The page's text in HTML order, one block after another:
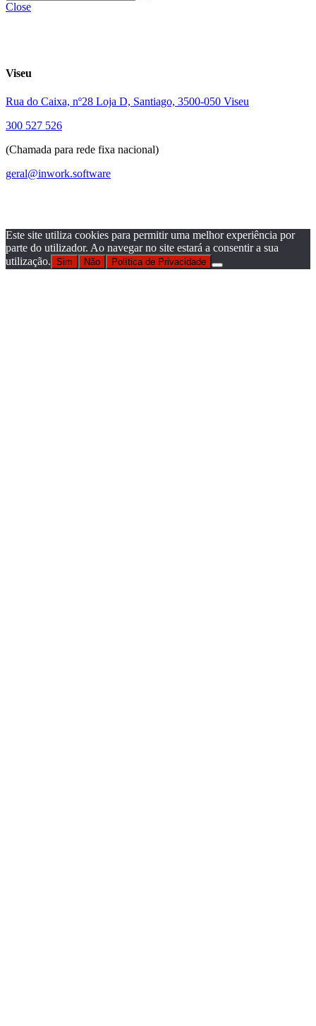
Close
Viseu
Rua do Caixa, nº28 Loja D, Santiago, 3500-050 Viseu
300 527 526
(Chamada para rede fixa nacional)
geral@inwork.software
Este site utiliza cookies para permitir uma melhor experiência por
parte do utilizador. Ao navegar no site estará a consentir a sua
utilização. Sim Não Política de Privacidade